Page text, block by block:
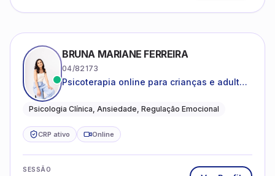
BRUNA MARIANE FERREIRA
04/82173
Psicoterapia online para crianças e adultos
reduzir a ansiedade e construir uma vida
Psicologia Clínica, Ansiedade, Regulação Emocional
CRP ativo Online
SESSÃO